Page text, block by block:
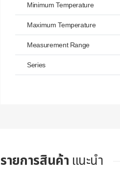
Minimum Temperature
Maximum Temperature
Measurement Range
Series
รายการสินค้า แนะนำ